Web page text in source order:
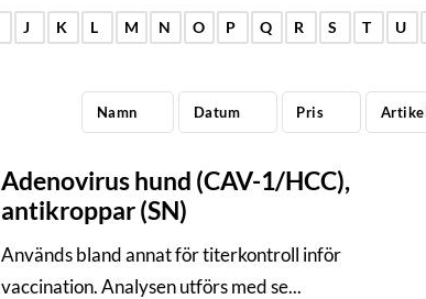
J K L M N O P Q R S T U
Namn Datum Pris
Adenovirus hund (CAV-1/HCC),
antikroppar (SN)
Används bland annat för titerkontroll inför
vaccination. Analysen utförs med se...